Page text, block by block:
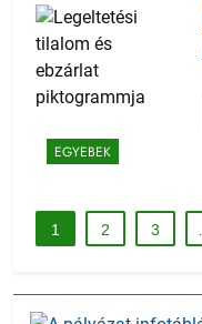
EGYEBEK
1 2 3